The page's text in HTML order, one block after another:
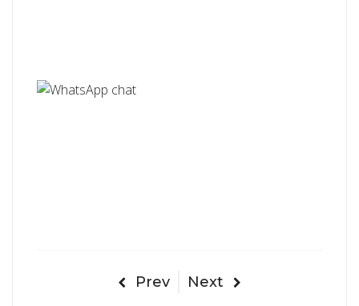
Prev Next